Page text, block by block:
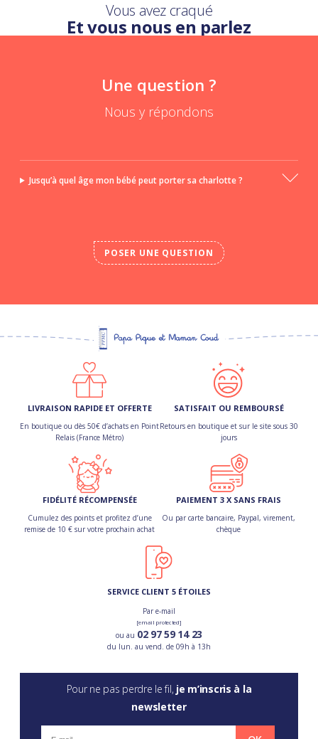
Vous avez craqué
Et vous nous en parlez
Une question ?
Nous y répondons
Jusqu’à quel âge mon bébé peut porter sa charlotte ?
POSER UNE QUESTION
LIVRAISON RAPIDE ET OFFERTE
En boutique ou dès 50€ d’achats en Point
Relais (France Métro)
SATISFAIT OU REMBOURSÉ
Retours en boutique et sur le site sous 30
jours
FIDÉLITÉ RÉCOMPENSÉE
Cumulez des points et profitez d’une
remise de 10 € sur votre prochain achat
PAIEMENT 3 X SANS FRAIS
Ou par carte bancaire, Paypal, virement,
chèque
SERVICE CLIENT 5 ÉTOILES
Par e-mail
[email protected]
ou au 02 97 59 14 23
du lun. au vend. de 09h à 13h
Pour ne pas perdre le fil, je m’inscris à la
newsletter